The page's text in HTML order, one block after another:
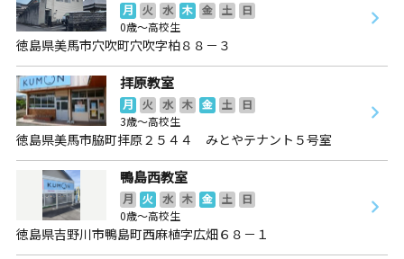
月 火 水 木 金 土
日
0歳～高校生
徳島県美馬市穴吹町穴吹字柏８８－３
拝原教室
月 火 水 木 金 土
日
3歳～高校生
徳島県美馬市脇町拝原２５４４ みとやテナント５号室
鴨島西教室
月 火 水 木 金 土
日
0歳～高校生
徳島県吉野川市鴨島町西麻植字広畑６８－１